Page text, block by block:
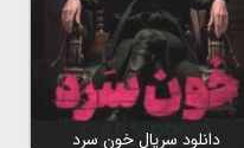
دانلود سریال خون سرد